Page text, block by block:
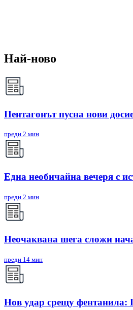
Най-ново
Пентагонът пусна нови
преди 2 мин
Една необичайна вечеря с
преди 2 мин
Неочаквана шега сложи
преди 14 мин
Нов удар срещу